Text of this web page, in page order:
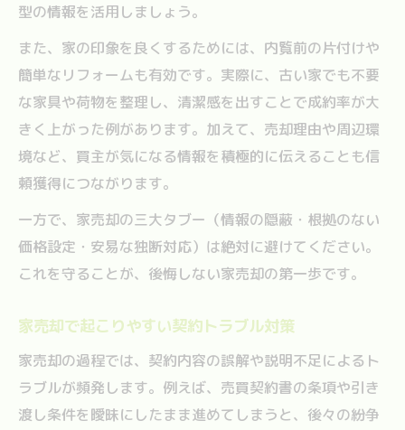
型の情報を活用しましょう。
また、家の印象を良くするためには、内覧前の片付けや
簡単なリフォームも有効です。実際に、古い家でも不要
な家具や荷物を整理し、清潔感を出すことで成約率が大
きく上がった例があります。加えて、売却理由や周辺環
境など、買主が気になる情報を積極的に伝えることも信
頼獲得につながります。
一方で、家売却の三大タブー（情報の隠蔽・根拠のない
価格設定・安易な独断対応）は絶対に避けてください。
これを守ることが、後悔しない家売却の第一歩です。
家売却で起こりやすい契約トラブル対策
家売却の過程では、契約内容の誤解や説明不足によるト
ラブルが頻発します。例えば、売買契約書の条項や引き
渡し条件を曖昧にしたまま進めてしまうと、後々の紛争